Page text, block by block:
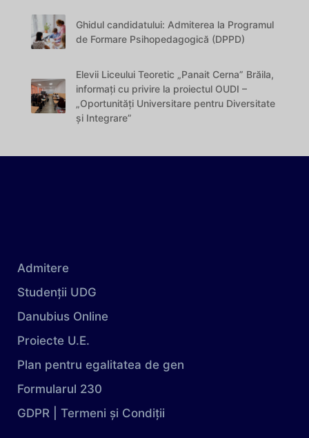
Ghidul candidatului: Admiterea la Programul
de Formare Psihopedagogică (DPPD)
Elevii Liceului Teoretic „Panait Cerna” Brăila,
informați cu privire la proiectul OUDI –
„Oportunități Universitare pentru Diversitate
și Integrare”
Admitere
Studenții UDG
Danubius Online
Proiecte U.E.
Plan pentru egalitatea de gen
Formularul 230
GDPR | Termeni și Condiții